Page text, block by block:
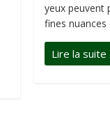
yeux peuvent
fines nuances